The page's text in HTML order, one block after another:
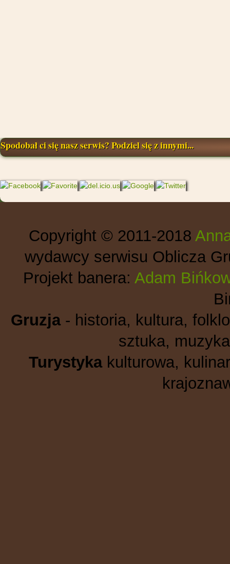
Spodobał ci się nasz serwis? Podziel się z innymi...
Copyright © 2011-2018
wydawcy serwisu Oblicza
Projekt banera: Adam
Gruzja- historia, kultura,
sztuka,
Turystykakulturowa,